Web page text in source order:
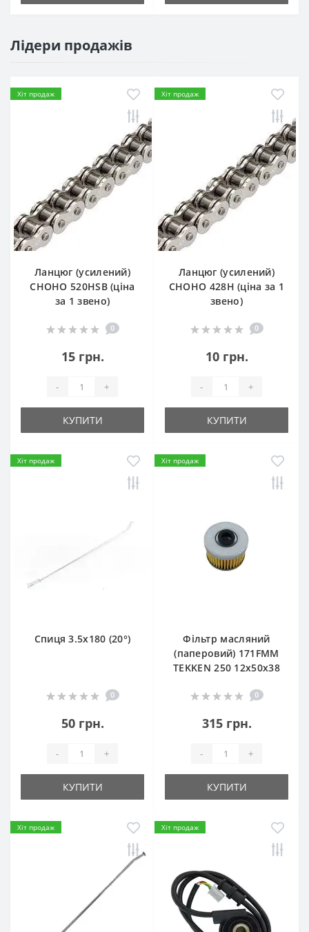
Лідери продажів
Хіт продаж
Ланцюг (усилений)
СHOHO 520HSB (ціна
за 1 звено)
0
15 грн.
- +
КУПИТИ
Хіт продаж
Ланцюг (усилений)
СHOHO 428H (ціна за 1
звено)
0
10 грн.
- +
КУПИТИ
Хіт продаж
Спиця 3.5х180 (20°)
0
50 грн.
- +
КУПИТИ
Хіт продаж
Фільтр масляний
(паперовий) 171FMM
TEKKEN 250 12х50х38
0
315 грн.
- +
КУПИТИ
Хіт продаж Хіт продаж